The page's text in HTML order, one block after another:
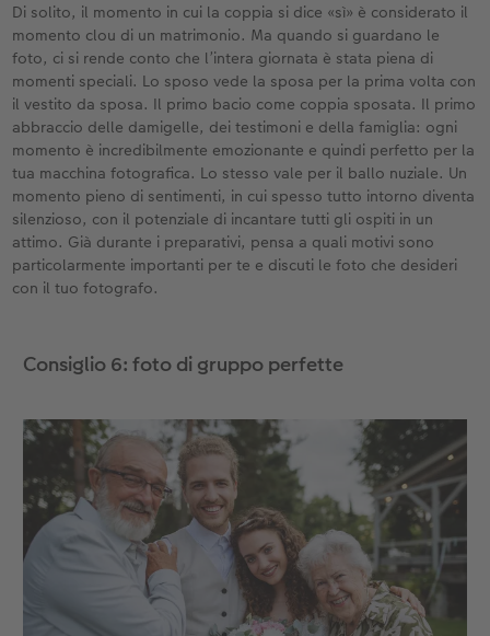
Di solito, il momento in cui la coppia si dice «sì» è considerato il
momento clou di un matrimonio. Ma quando si guardano le
foto, ci si rende conto che l’intera giornata è stata piena di
momenti speciali. Lo sposo vede la sposa per la prima volta con
il vestito da sposa. Il primo bacio come coppia sposata. Il primo
abbraccio delle damigelle, dei testimoni e della famiglia: ogni
momento è incredibilmente emozionante e quindi perfetto per la
tua macchina fotografica. Lo stesso vale per il ballo nuziale. Un
momento pieno di sentimenti, in cui spesso tutto intorno diventa
silenzioso, con il potenziale di incantare tutti gli ospiti in un
attimo. Già durante i preparativi, pensa a quali motivi sono
particolarmente importanti per te e discuti le foto che desideri
con il tuo fotografo.
Consiglio 6: foto di gruppo perfette